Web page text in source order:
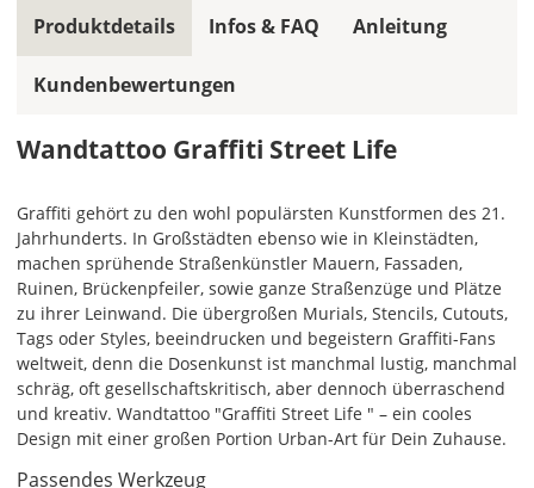
Wandtattoo
gespiegelt
werden?
Soll
das
Wandtattoo
gespiegelt
werden?
Bild
Produktdetails
Wandtattoo Graffiti Street Life
Passendes Werkzeug
Graffiti gehört zu den wohl populärsten Kunstformen des 21.
Jahrhunderts. In Großstädten ebenso wie in Kleinstädten,
machen sprühende Straßenkünstler Mauern, Fassaden,
Ruinen, Brückenpfeiler, sowie ganze Straßenzüge und Plätze
zu ihrer Leinwand. Die übergroßen Murials, Stencils, Cutouts,
Tags oder Styles, beeindrucken und begeistern Graffiti-Fans
weltweit, denn die Dosenkunst ist manchmal lustig, manchmal
schräg, oft gesellschaftskritisch, aber dennoch überraschend
und kreativ. Wandtattoo "Graffiti Street Life " – ein cooles
Design mit einer großen Portion Urban-Art für Dein Zuhause.
Infos & FAQ Anleitung
Kundenbewertungen